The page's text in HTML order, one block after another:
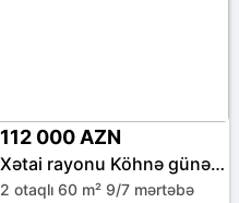
112 000 AZN
Xətai rayonu Köhnə günəşli qəs.
2 otaqlı 60 m² 9/7 mərtəbə